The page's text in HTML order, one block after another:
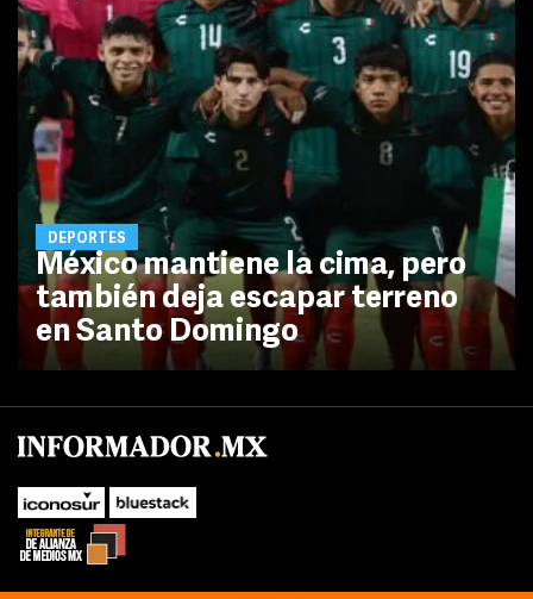
DEPORTES
México mantiene la cima, pero
también deja escapar terreno
en Santo Domingo